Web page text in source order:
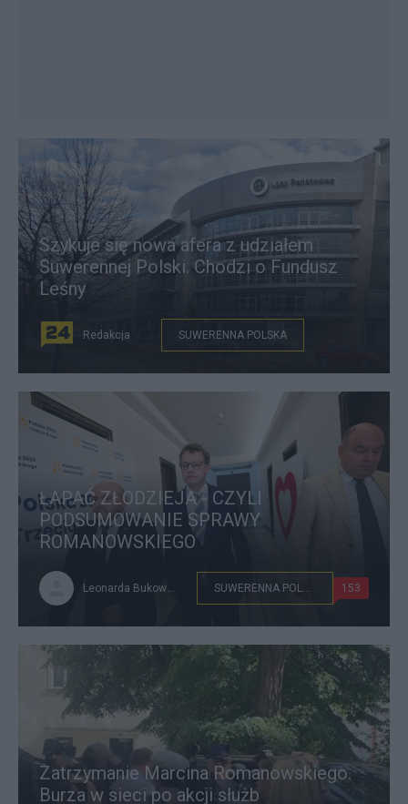
Szykuje się nowa afera z udziałem
Suwerennej Polski. Chodzi o Fundusz
Leśny
Redakcja SUWERENNA POLSKA
ŁAPAĆ ZŁODZIEJA - CZYLI
PODSUMOWANIE SPRAWY
ROMANOWSKIEGO
Leonarda Bukowska SUWERENNA POLSKA 153
Zatrzymanie Marcina Romanowskiego.
Burza w sieci po akcji służb